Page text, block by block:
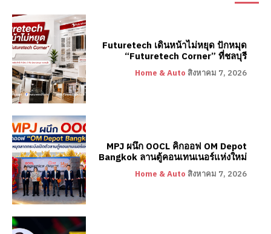
Futuretech เดินหน้าไม่หยุด ปักหมุด
“Futuretech Corner” ที่ชลบุรี
Home & Auto สิงหาคม 7, 2026
MPJ ผนึก OOCL คิกออฟ OM Depot
Bangkok ลานตู้คอนเทนเนอร์แห่งใหม่
Home & Auto สิงหาคม 7, 2026